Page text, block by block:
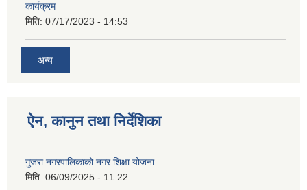
कार्यक्रम
मिति: 07/17/2023 - 14:53
अन्य
ऐन, कानुन तथा निर्देशिका
गुजरा नगरपालिकाको नगर शिक्षा योजना
मिति: 06/09/2025 - 11:22